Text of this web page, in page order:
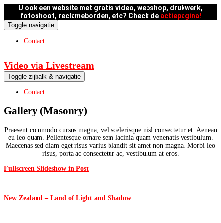
U ook een website met gratis video, webshop, drukwerk,
fotoshoot, reclameborden, etc? Check de actiepagina!
Toggle navigatie
Contact
Video via Livestream
Toggle zijbalk & navigatie
Contact
Gallery (Masonry)
Praesent commodo cursus magna, vel scelerisque nisl consectetur et. Aenean
eu leo quam. Pellentesque ornare sem lacinia quam venenatis vestibulum.
Maecenas sed diam eget risus varius blandit sit amet non magna. Morbi leo
risus, porta ac consectetur ac, vestibulum at eros.
Fullscreen Slideshow in Post
New Zealand – Land of Light and Shadow